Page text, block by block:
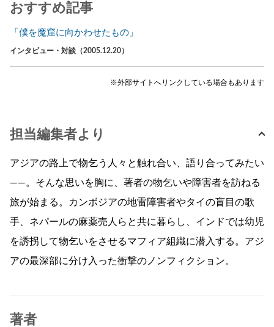
おすすめ記事
「僕を魔窟に向かわせたもの」
インタビュー・対談（2005.12.20）
※外部サイトへリンクしている場合もあります
担当編集者より
アジアの路上で物乞う人々と触れ合い、語り合ってみたい
——。そんな思いを胸に、著者の物乞いや障害者を訪ねる
旅が始まる。カンボジアの地雷障害者やタイの盲目の歌
手、ネパールの麻薬売人らと共に暮らし、インドでは幼児
を誘拐して物乞いをさせるマフィア組織に潜入する。アジ
アの最深部に分け入った衝撃のノンフィクション。
著者